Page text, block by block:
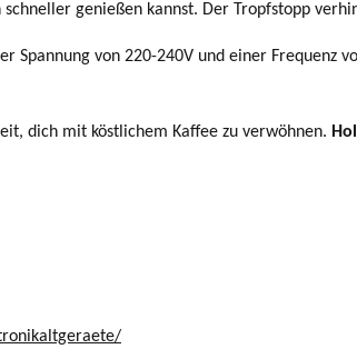
genießen kannst. Der Tropfstopp
von 220-240V und einer Frequenz
dich mit köstlichem Kaffee zu verwöhnen.